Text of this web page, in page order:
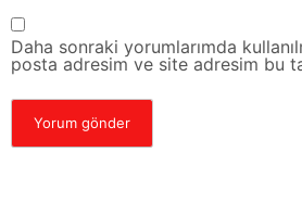
Daha sonraki yorumlarımda
posta adresim ve site adresim bu